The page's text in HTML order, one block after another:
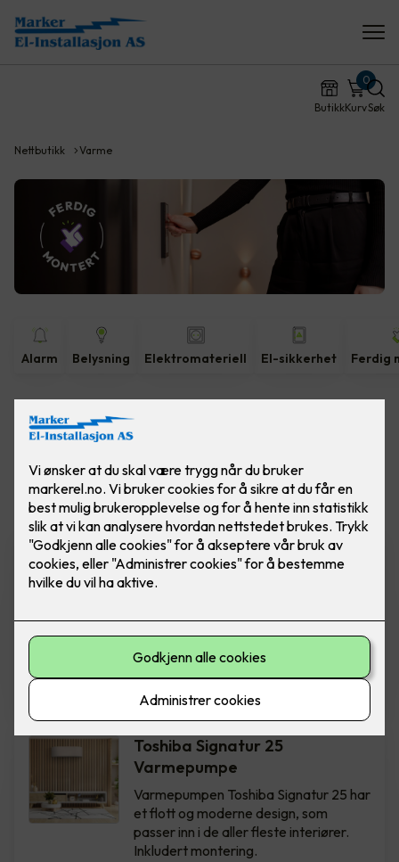
ButikkKurv
0
Søk
Nettbutikk Varme
Alarm Belysning Elektromateriell El-sikkerhet Ferdig
Vis flerefiltre
Samsung Nordic Geo
WindFree™️ Varmepumpe
behagelig temperatur uten direkte
modeller: 9 og 12.
NOK 27,900-NOK 29,900
Toshiba Signatur 25
Varmepumpe
Varmepumpen Toshiba Signatur 25 har
et flott og moderne design, som
passer inn i de aller fleste interiører.
Inkludert montering.